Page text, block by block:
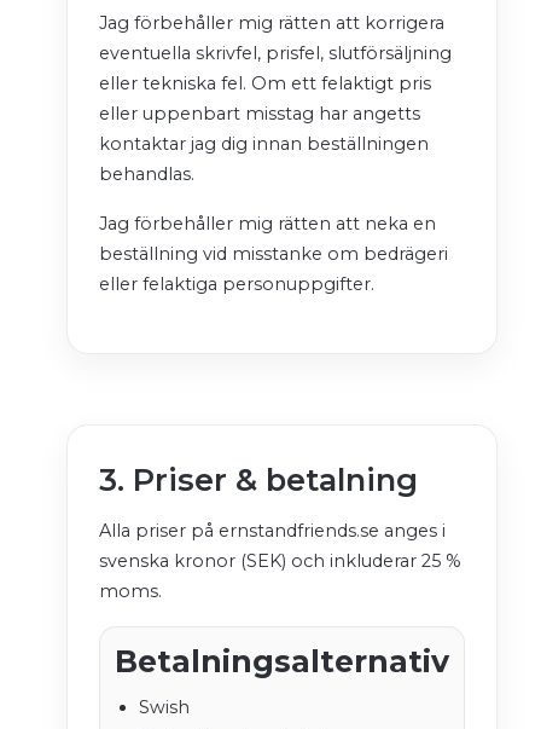
Jag förbehåller mig rätten att korrigera
eventuella skrivfel, prisfel, slutförsäljning
eller tekniska fel. Om ett felaktigt pris
eller uppenbart misstag har angetts
kontaktar jag dig innan beställningen
behandlas.
Jag förbehåller mig rätten att neka en
beställning vid misstanke om bedrägeri
eller felaktiga personuppgifter.
3. Priser & betalning
Alla priser på ernstandfriends.se anges i
svenska kronor (SEK) och inkluderar 25 %
moms.
Betalningsalternativ
Swish